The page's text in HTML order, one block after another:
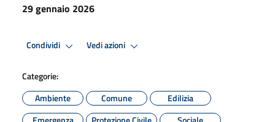
29 gennaio 2026
Condividi Vedi azioni
Categorie:
Ambiente
Comune
Edilizia